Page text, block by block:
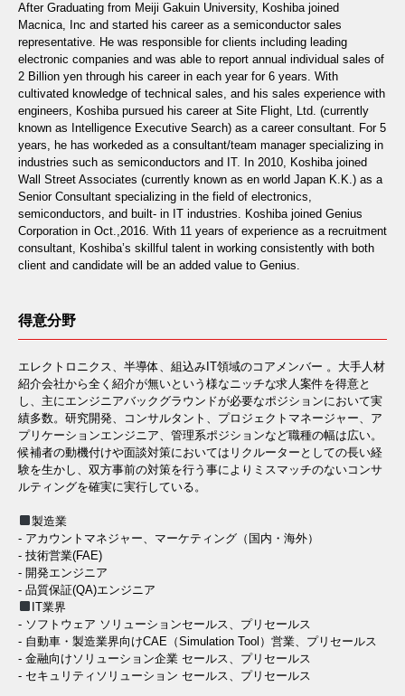
After Graduating from Meiji Gakuin University, Koshiba joined
Macnica, Inc and started his career as a semiconductor sales
representative. He was responsible for clients including leading
electronic companies and was able to report annual individual sales of
2 Billion yen through his career in each year for 6 years. With
cultivated knowledge of technical sales, and his sales experience with
engineers, Koshiba pursued his career at Site Flight, Ltd. (currently
known as Intelligence Executive Search) as a career consultant. For 5
years, he has workeded as a consultant/team manager specializing in
industries such as semiconductors and IT. In 2010, Koshiba joined
Wall Street Associates (currently known as en world Japan K.K.) as a
Senior Consultant specializing in the field of electronics,
semiconductors, and built- in IT industries. Koshiba joined Genius
Corporation in Oct.,2016. With 11 years of experience as a recruitment
consultant, Koshiba’s skillful talent in working consistently with both
client and candidate will be an added value to Genius.
得意分野
エレクトロニクス、半導体、組込みIT領域のコアメンバー 。大手人材
紹介会社から全く紹介が無いという様なニッチな求人案件を得意と
し、主にエンジニアバックグラウンドが必要なポジションにおいて実
績多数。研究開発、コンサルタント、プロジェクトマネージャー、ア
プリケーションエンジニア、管理系ポジションなど職種の幅は広い。
候補者の動機付けや面談対策においてはリクルーターとしての長い経
験を生かし、双方事前の対策を行う事によりミスマッチのないコンサ
ルティングを確実に実行している。
製造業
- アカウントマネジャー、マーケティング（国内・海外）
- 技術営業(FAE)
- 開発エンジニア
- 品質保証(QA)エンジニア
IT業界
- ソフトウェア ソリューションセールス、プリセールス
- 自動車・製造業界向けCAE（Simulation Tool）営業、プリセールス
- 金融向けソリューション企業 セールス、プリセールス
- セキュリティソリューション セールス、プリセールス